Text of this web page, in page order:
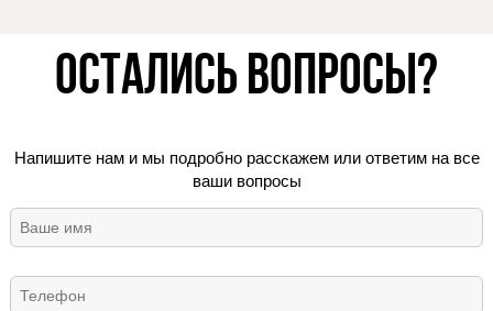
Остались вопросы?
Напишите нам и мы подробно расскажем или ответим на все
ваши вопросы